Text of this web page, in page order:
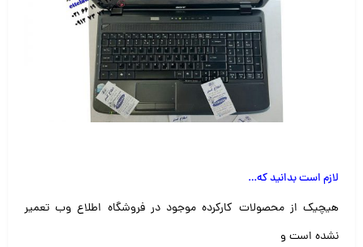
لازم است بدانید که…
هیچیک از محصولات کارکرده موجود در فروشگاه اطلاع وب تعمیر
نشده است و